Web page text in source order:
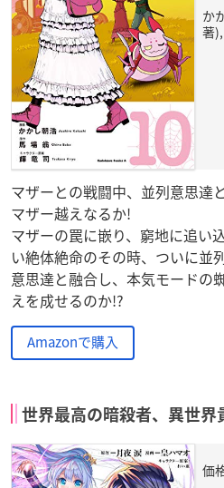
か
著
マザーとの戦闘中、並列意思達
マザー越えなるか!
マザーの罠に嵌り、窮地に追い
い絶体絶命のその時、ついに並
意思達と融合し、本気モードの
えを成せるのか!?
Amazonで購入
世界最高の暗殺者、異世界
価